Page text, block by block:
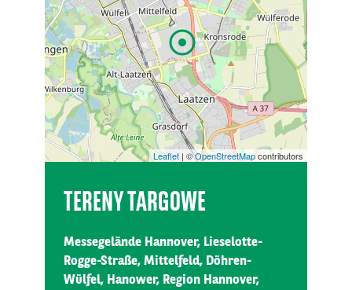
Leaflet | ©OpenStreetMapcontributors
TERENY TARGOWE
Messegelände Hannover, Lieselotte-
Rogge-Straße, Mittelfeld, Döhren-
Wülfel, Hanower, Region Hannover,